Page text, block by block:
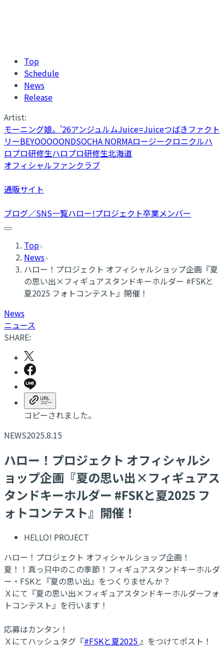
Top
Schedule
News
Release
Artist:
モーニング娘。'26アンジュルムJuice=Juiceつばきファクト
リーBEYOOOOONDSOCHA NORMAロージークロニクルハ
ロプロ研修生ハロプロ研修生北海道
オフィシャルファンクラブ
通販サイト
ブログ／SNS一覧ハロー!プロジェクト卒業メンバー
Top
News
ハロー！プロジェクト オフィシャルショップ企画『夏
の思い出×フィギュアスタンドキーホルダー #FSKと
夏2025 フォトコンテスト』開催！
News
ニュース
SHARE:
コピーされました。
NEWS2025.8.15
ハロー！プロジェクト オフィシャルシ
ョップ企画『夏の思い出×フィギュアス
タンドキーホルダー #FSKと夏2025 フ
ォトコンテスト』開催！
HELLO! PROJECT
ハロー！プロジェクト オフィシャルショップ企画！
夏！！真っ只中のこの季節！フィギュアスタンドキーホルダ
ー・FSKと『夏の思い出』をつくりませんか？
Ｘにて『夏の思い出×フィギュアスタンドキーホルダーフォ
トコンテスト』を行います！
応募はカンタン！
Ｘにてハッシュタグ『#FSKと夏2025』をつけてポスト！